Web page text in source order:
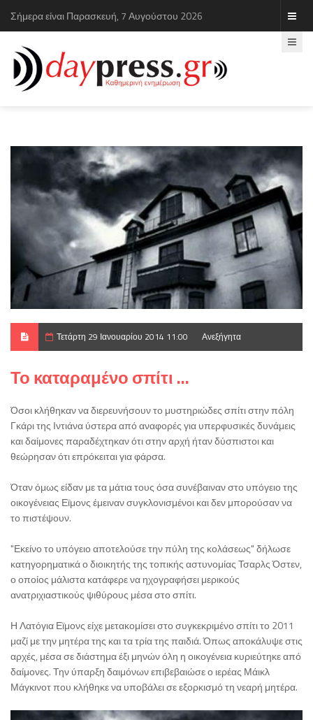
Σήμερα είναι Παρασκευή, 7 Αυγούστου 2026
Τετάρτη 29 Ιανουαρίου 2014 11:00 Ανεξήγητα
Το καταραμένο σπίτι ...
Όσοι κλήθηκαν να διερευνήσουν το μυστηριώδες σπίτι στην πόλη
Γκάρι της Ιντιάνα ύστερα από αναφορές για υπερφυσικές δυνάμεις
και δαίμονες παραδέχτηκαν ότι στην αρχή ήταν δύσπιστοι και
θεώρησαν ότι επρόκειται για φάρσα.
Όταν όμως είδαν με τα μάτια τους όσα συνέβαιναν στο υπόγειο της
οικογένειας Εϊμονς έμειναν συγκλονισμένοι και δεν μπορούσαν να
το πιστέψουν.
"Εκείνο το υπόγειο αποτελούσε την πύλη της κολάσεως" δήλωσε
κατηγορηματικά ο διοικητής της τοπικής αστυνομίας Τσαρλς Όστεν,
ο οποίος μάλιστα κατάφερε να ηχογραφήσει μερικούς
ανατριχιαστικούς ψιθύρους μέσα στο σπίτι.
Η Λατόγια Εϊμονς είχε μετακομίσει στο συγκεκριμένο σπίτι το 2011
μαζί με την μητέρα της και τα τρία της παιδιά. Όπως αποκάλυψε στις
αρχές, μέσα σε διάστημα έξι μηνών όλη η οικογένεια κυριεύτηκε από
δαίμονες. Την ύπαρξη δαιμόνων επιβεβαιώσε ο ιερέας Μάικλ
Μάγκινοτ που κλήθηκε να υποβάλει σε εξορκισμό τη νεαρή μητέρα.